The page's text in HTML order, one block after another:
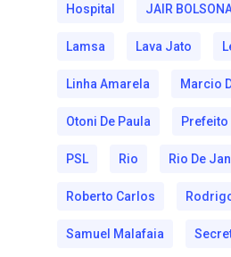
Hospital JAIR
Lamsa Lava Jato
Linha Amarela Marcio
Otoni De Paula Prefeito
PSL Rio Rio De
Roberto Carlos
Samuel Malafaia